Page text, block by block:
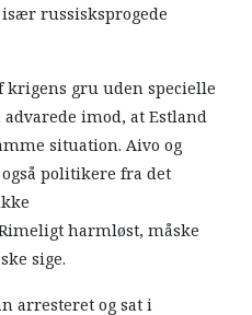
russisksprogede
krigens gru uden specielle
imod, at Estland
situation. Aivo og
politikere fra det
harmløst, måske
sige.
arresteret og sat i